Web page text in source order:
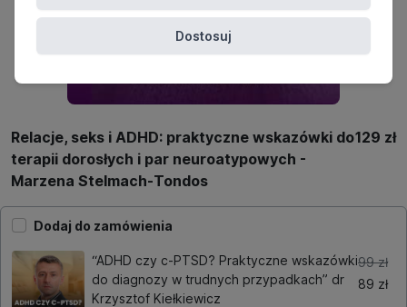
Relacje, seks i ADHD: praktyczne wskazówki do
terapii dorosłych i par neuroatypowych -
Marzena Stelmach-Tondos
129 zł
Dodaj do zamówienia
“ADHD czy c-PTSD? Praktyczne wskazówki
do diagnozy w trudnych przypadkach” dr
Krzysztof Kiełkiewicz
99 zł
89 zł
Dostosuj